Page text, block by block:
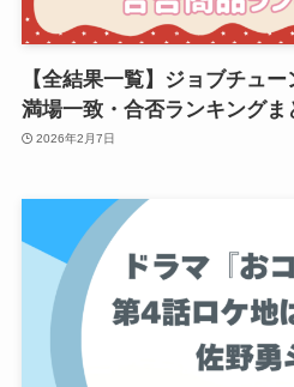
【全結果一覧】ジョブチュ
満場一致・合否ランキングま
2026年2月7日